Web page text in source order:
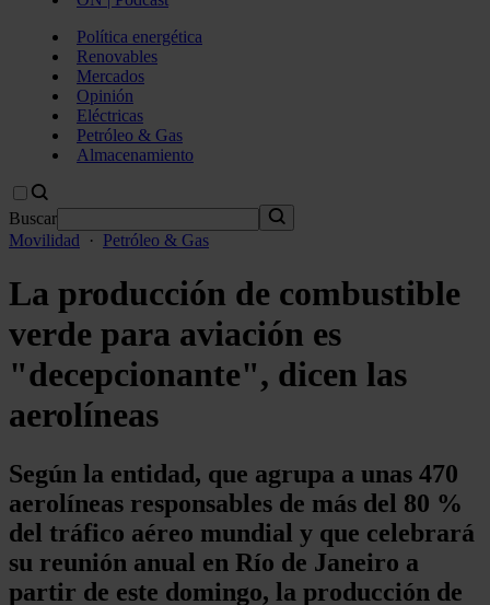
Política energética
Renovables
Mercados
Opinión
Eléctricas
Petróleo & Gas
Almacenamiento
Buscar
Movilidad
· Petróleo & Gas
La producción de combustible
verde para aviación es
"decepcionante", dicen las
aerolíneas
Según la entidad, que agrupa a unas 470
aerolíneas responsables de más del 80 %
del tráfico aéreo mundial y que celebrará
su reunión anual en Río de Janeiro a
partir de este domingo, la producción de